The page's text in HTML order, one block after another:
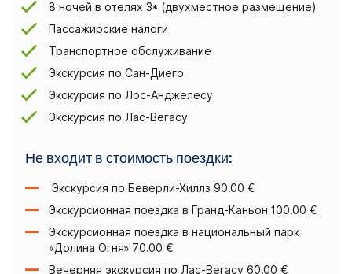
8 ночей в отелях 3* (двухместное размещение)
Пассажирские налоги
Транспортное обслуживание
Экскурсия по Сан-Диего
Экскурсия по Лос-Анджелесу
Экскурсия по Лас-Вегасу
Не входит в стоимость поездки:
Экскурсия по Беверли-Хиллз 90.00 €
Экскурсионная поездка в Гранд-Каньон 100.00 €
Экскурсионная поездка в национальный парк
«Долина Огня» 70.00 €
Вечерняя экскурсия по Лас-Вегасу 60.00 €